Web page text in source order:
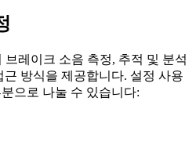
브레이크 소음 측정, 추적 및 분석
방식을 제공합니다. 설정 사용
으로 나눌 수 있습니다: